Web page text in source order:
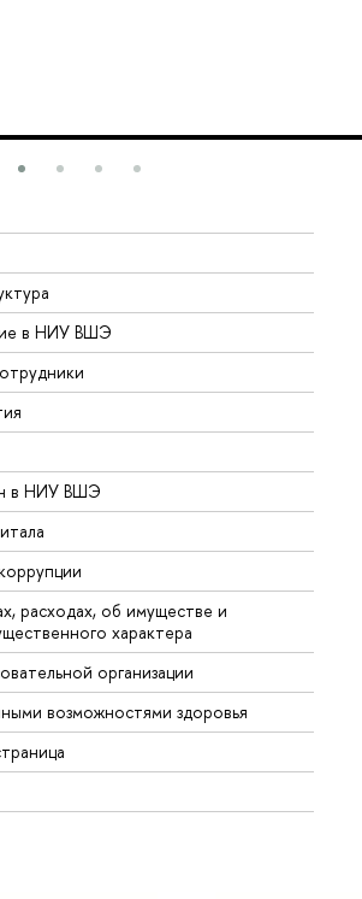
в НИУ ВШЭ
в НИУ ВШЭ
расходах, об имуществе и
характера
организации
возможностями здоровья